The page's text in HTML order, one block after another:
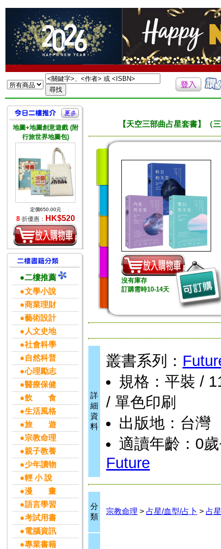
地圖+地圖創意遊戲 (附
行旅世界地圖包)
定價650.00元
8 折優惠： HK$520
●二樓推薦
●文學小說
●商業理財
●藝術設計
●人文史地
●社會科學
●自然科普
●心理勵志
●醫療保健
●飲 食
●生活風格
●旅 遊
●宗教命理
●親子教養
●少年讀物
●輕 小 說
●漫 畫
●語言學習
●考試用書
●電腦資訊
●專業書籍
【天空三部曲占星套書】（
沒有庫存
訂購需時10-14天
詳
細
資
料
叢書系列：
規格：平裝 /
/ 單色印刷
出版地：台灣
適讀年齡：0
Future
分
類
宗教命理 > 占星/血型/占卜 > 占